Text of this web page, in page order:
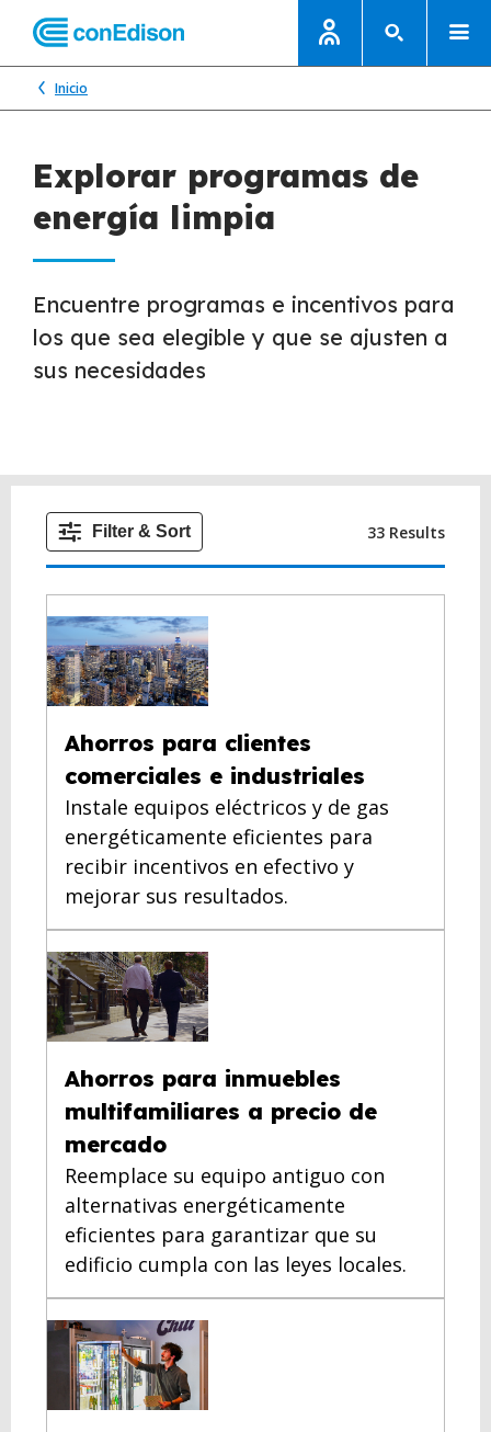
Inicio
Explorar programas de
energía limpia
Encuentre programas e incentivos para
los que sea elegible y que se ajusten a
sus necesidades
Filter & Sort 33 Results
Ahorros para clientes
comerciales e industriales
Instale equipos eléctricos y de gas
energéticamente eficientes para
recibir incentivos en efectivo y
mejorar sus resultados.
Ahorros para inmuebles
multifamiliares a precio de
mercado
Reemplace su equipo antiguo con
alternativas energéticamente
eficientes para garantizar que su
edificio cumpla con las leyes locales.